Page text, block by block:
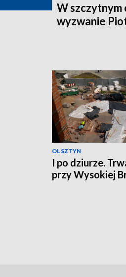
W szczytnym
wyzwanie
OLSZTYN
I po dziurze.
przy Wysokiej